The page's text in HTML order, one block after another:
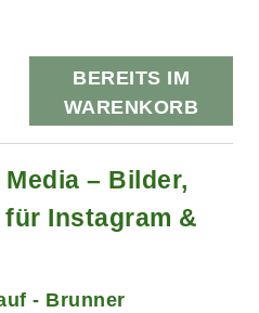
BEREITS IM
WARENKORB
– Bilder,
Instagram &
- Brunner